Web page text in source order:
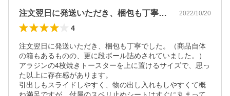
注文翌日に発送いただき、梱包も丁寧でし… 2022/10/20
4
注文翌日に発送いただき、梱包も丁寧でした。（商品自体
の箱もあるものの、更に段ボール詰めされていました。）
アラジンの4枚焼きトースターを上に置けるサイズで、思っ
た以上に存在感があります。
引出しもスライドしやすく、物の出し入れもしやすくて概